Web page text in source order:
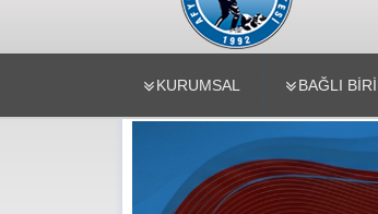
KURUMSAL BAĞLI